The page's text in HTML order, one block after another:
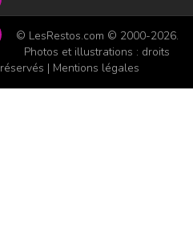
© LesRestos.com © 2000-2026.
Photos et illustrations : droits
réservés | Mentions légales